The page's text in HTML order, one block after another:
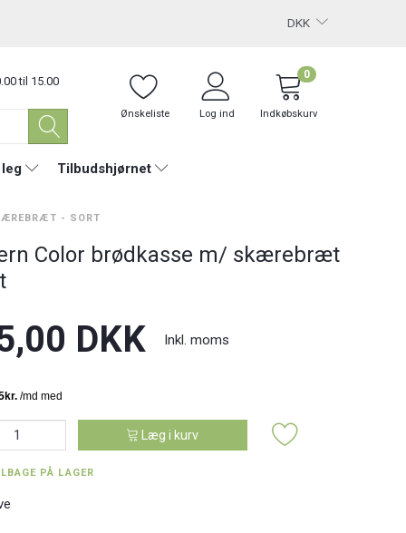
DKK
til 15.00
Ønskeliste Log ind Indkøbskurv
0
Tilbudshjørnet
- SORT
Color brødkasse m/ skærebræt
DKK Inkl. moms
Læg i kurv
PÅ LAGER